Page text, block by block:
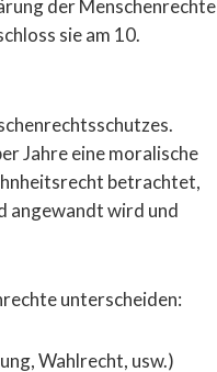
der Menschenrechte
sie am 10.
Jahre eine moralische
betrachtet,
angewandt wird und
unterscheiden:
Wahlrecht, usw.)